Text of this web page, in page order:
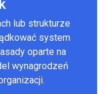
lub strukturze
system
oparte na
wynagrodzeń